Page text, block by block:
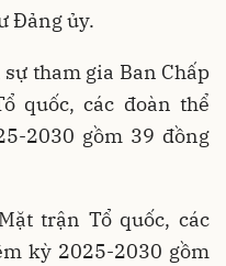
Đảng ủy.
tham gia Ban Chấp
quốc, các đoàn thể
2030 gồm 39 đồng
trận Tổ quốc, các
kỳ 2025-2030 gồm